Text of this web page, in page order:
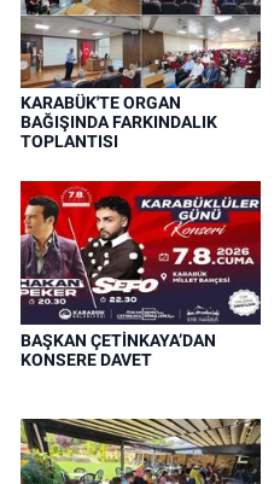
KARABÜK'TE ORGAN
BAĞIŞINDA FARKINDALIK
TOPLANTISI
BAŞKAN ÇETİNKAYA’DAN
KONSERE DAVET